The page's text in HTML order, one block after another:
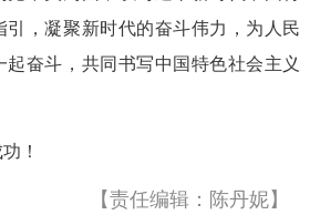
引，凝聚新时代的奋斗伟力，为人民
起奋斗，共同书写中国特色社会主义
！
【责任编辑：陈丹妮】